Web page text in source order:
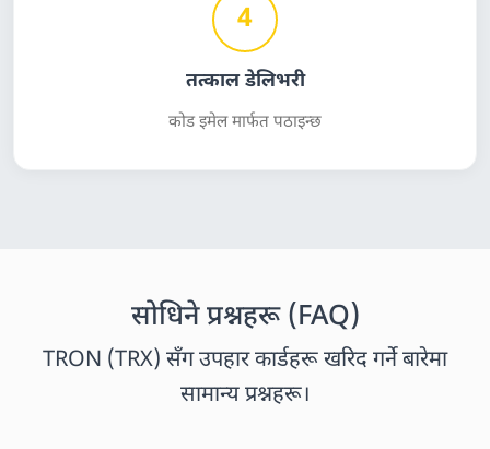
4
तत्काल डेलिभरी
कोड इमेल मार्फत पठाइन्छ
सोधिने प्रश्नहरू (FAQ)
TRON (TRX) सँग उपहार कार्डहरू खरिद गर्ने बारेमा
सामान्य प्रश्नहरू।